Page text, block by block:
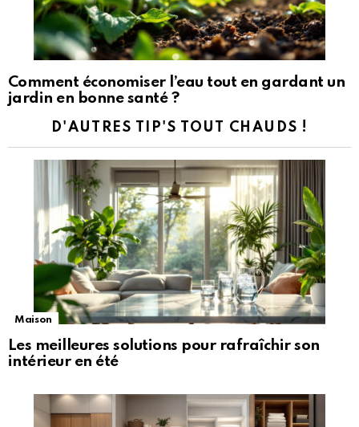
Comment économiser l’eau tout en gardant un
jardin en bonne santé ?
D'AUTRES TIP'S TOUT CHAUDS !
Maison
Les meilleures solutions pour rafraîchir son
intérieur en été